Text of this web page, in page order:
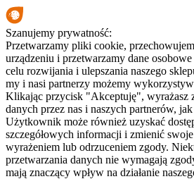
Szanujemy prywatność:
Przetwarzamy pliki cookie,
urządzeniu i przetwarzamy dane
celu rozwijania i ulepszania naszego
my i nasi partnerzy możemy
Klikając przycisk "Akceptuję", wyrażasz
danych przez nas i naszych partnerów,
Użytkownik może również uzyskać
szczegółowych informacji i zmienić
wyrażeniem lub odrzuceniem zgody.
przetwarzania danych nie wymagają
mają znaczący wpływ na działanie